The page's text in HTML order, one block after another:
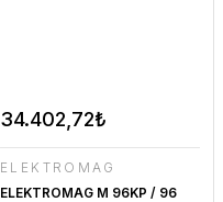
34.402,72₺
ELEKTROMAG
ELEKTROMAG M 96KP / 96